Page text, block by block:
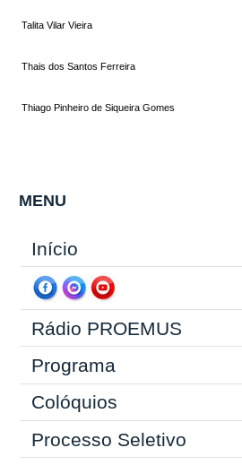
Talita Vilar Vieira
Thais dos Santos Ferreira
Thiago Pinheiro de Siqueira Gomes
MENU
Início
Rádio PROEMUS
Programa
Colóquios
Processo Seletivo